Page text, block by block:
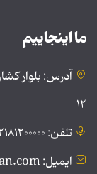
ما اینجاییم
آدرس: بلوار
۱۲
تلفن: ۰۲۱۸۱۲۰۰۰۰۰
ایمیل: public@tebyan.com